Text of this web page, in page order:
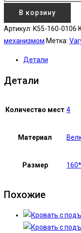
В корзину
Артикул: K55-160-0106
механизмом Метка:
Детали
Детали
Количество мест 4
Материал
Размер
Похожие